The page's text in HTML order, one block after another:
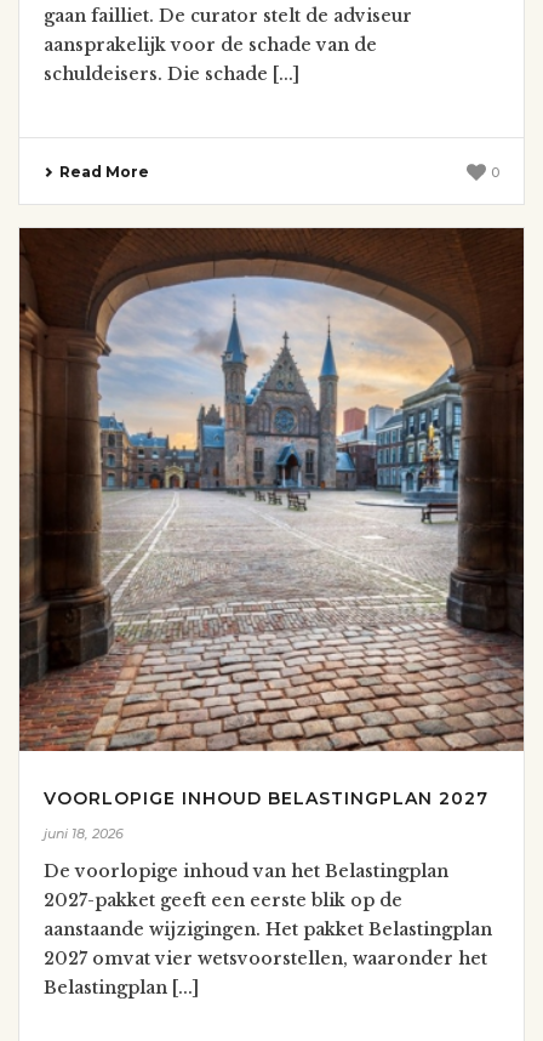
gaan failliet. De curator stelt de adviseur
aansprakelijk voor de schade van de
schuldeisers. Die schade [...]
Read More 0
VOORLOPIGE INHOUD BELASTINGPLAN 2027
juni 18, 2026
De voorlopige inhoud van het Belastingplan
2027-pakket geeft een eerste blik op de
aanstaande wijzigingen. Het pakket Belastingplan
2027 omvat vier wetsvoorstellen, waaronder het
Belastingplan [...]